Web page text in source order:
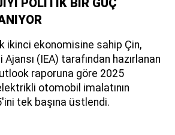
POLİTİK BİR GÜÇ
ikinci ekonomisine sahip Çin,
Ajansı (IEA) tarafından hazırlanan
raporuna göre 2025
otomobil imalatının
tek başına üstlendi.